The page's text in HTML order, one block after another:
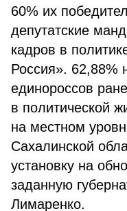
60% их
депутатские
кадров в
Россия». 62,88%
единороссов
в политической
на местном
Сахалинской
установку на
заданную
Лимаренко.